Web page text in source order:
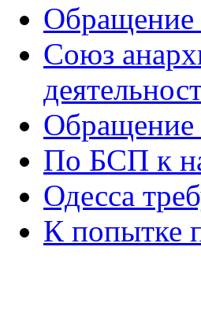
Союз
Обращение
По БСП к
Одесса
К попытке